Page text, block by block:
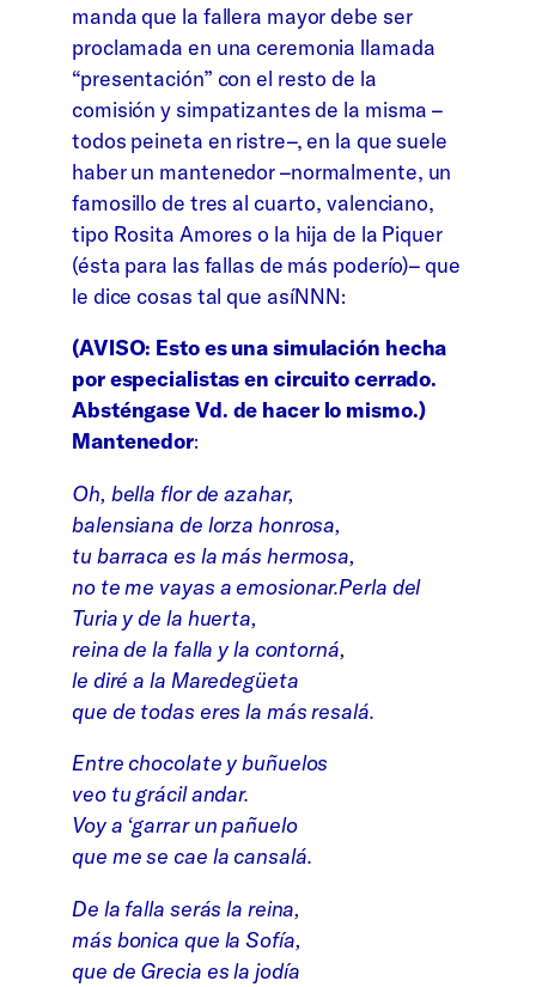
manda que la fallera mayor debe ser
proclamada en una ceremonia llamada
“presentación” con el resto de la
comisión y simpatizantes de la misma –
todos peineta en ristre–, en la que suele
haber un mantenedor –normalmente, un
famosillo de tres al cuarto, valenciano,
tipo Rosita Amores o la hija de la Piquer
(ésta para las fallas de más poderío)– que
le dice cosas tal que asíNNN:
(AVISO: Esto es una simulación hecha
por especialistas en circuito cerrado.
Absténgase Vd. de hacer lo mismo.)
Mantenedor:
Oh, bella flor de azahar,
balensiana de lorza honrosa,
tu barraca es la más hermosa,
no te me vayas a emosionar.Perla del
Turia y de la huerta,
reina de la falla y la contorná,
le diré a la Maredegüeta
que de todas eres la más resalá.
Entre chocolate y buñuelos
veo tu grácil andar.
Voy a ‘garrar un pañuelo
que me se cae la cansalá.
De la falla serás la reina,
más bonica que la Sofía,
que de Grecia es la jodía